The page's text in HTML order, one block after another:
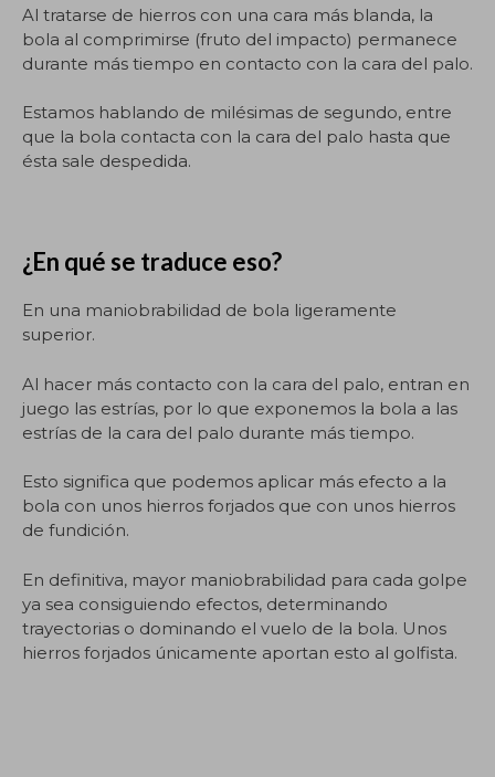
Al tratarse de hierros con una cara más blanda, la
bola al comprimirse (fruto del impacto) permanece
durante más tiempo en contacto con la cara del palo.
Estamos hablando de milésimas de segundo, entre
que la bola contacta con la cara del palo hasta que
ésta sale despedida.
¿En qué se traduce eso?
En una maniobrabilidad de bola ligeramente
superior.
Al hacer más contacto con la cara del palo, entran en
juego las estrías, por lo que exponemos la bola a las
estrías de la cara del palo durante más tiempo.
Esto significa que podemos aplicar más efecto a la
bola con unos hierros forjados que con unos hierros
de fundición.
En definitiva, mayor maniobrabilidad para cada golpe
ya sea consiguiendo efectos, determinando
trayectorias o dominando el vuelo de la bola. Unos
hierros forjados únicamente aportan esto al golfista.